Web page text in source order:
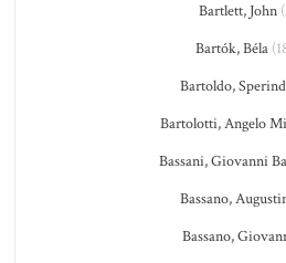
Bartlett, John
Bartók, Béla
Bartoldo,
Bartolotti, Angelo
Bassani, Giovanni
Bassano,
Bassano,